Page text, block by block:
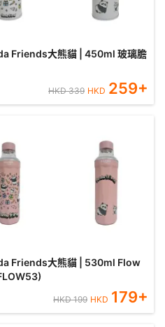
Friends大熊貓 | 450ml 玻璃膽
HKD339 HKD 259+
Friends大熊貓 | 530ml Flow
HKD199 HKD 179+